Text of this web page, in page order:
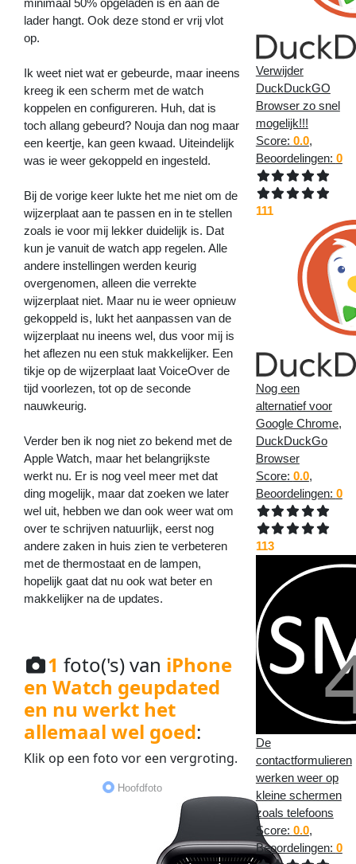
lader hangt. Ook deze stond er vrij vlot
op.
Ik weet niet wat er gebeurde, maar ineens
kreeg ik een scherm met de watch
koppelen en configureren. Huh, dat is
toch allang gebeurd? Nouja dan nog maar
een keertje, kan geen kwaad. Uiteindelijk
was ie weer gekoppeld en ingesteld.
Bij de vorige keer lukte het me niet om de
wijzerplaat aan te passen en in te stellen
zoals ie voor mij lekker duidelijk is. Dat
kun je vanuit de watch app regelen. Alle
andere instellingen werden keurig
overgenomen, alleen die verrekte
wijzerplaat niet. Maar nu ie weer opnieuw
gekoppeld is, lukt het aanpassen van de
wijzerplaat nu ineens wel, dus voor mij is
het aflezen nu een stuk makkelijker. Een
tikje op de wijzerplaat laat VoiceOver de
tijd voorlezen, tot op de seconde
nauwkeurig.
Verder ben ik nog niet zo bekend met de
Apple Watch, maar het belangrijkste
werkt nu. Er is nog veel meer met dat
ding mogelijk, maar dat zoeken we later
wel uit, hebben we dan ook weer wat om
over te schrijven natuurlijk, eerst nog
andere zaken in huis zien te verbeteren
met de thermostaat en de lampen,
hopelijk gaat dat nu ook wat beter en
makkelijker na de updates.
1 foto('s) van iPhone
en Watch geupdated
en nu werkt het
allemaal wel goed:
Klik op eenfoto vor eenvergroting.
Hoofdfoto
Verwijder
DuckDuckGO
Browser zo snel
mogelijk!!!
Score: 0.0,
Beoordelingen: 0
111
Nog een
alternatief voor
Google Chrome,
DuckDuckGo
Browser
Score: 0.0,
Beoordelingen: 0
113
De
contactformulieren
werken weer op
kleine schermen
zoals telefoons
Score: 0.0,
Beoordelingen: 0